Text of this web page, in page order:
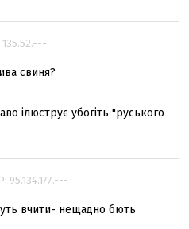
свиня?
ілюструє убогіть "руського
95.134.177.---
вчити- нещадно бють